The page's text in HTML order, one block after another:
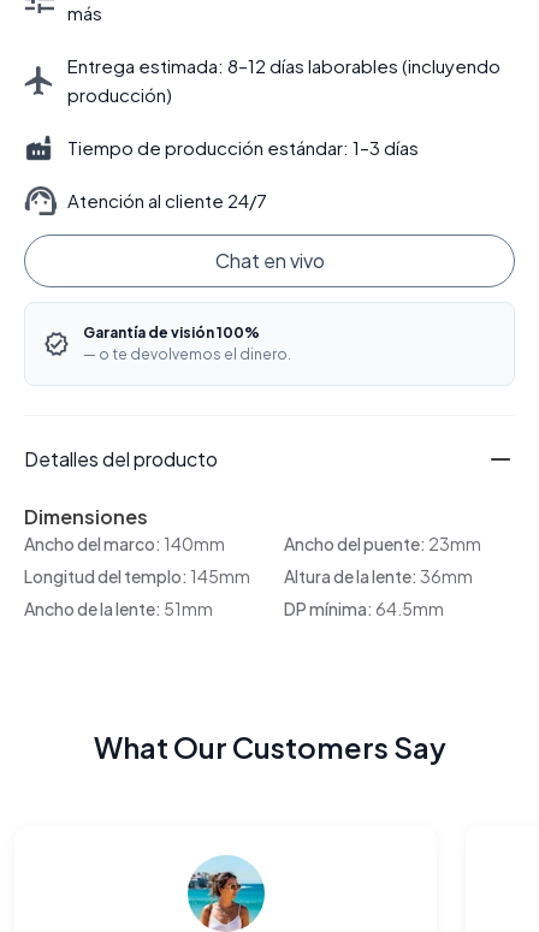
más
Entrega estimada: 8–12 días laborables (incluyendo
producción)
Tiempo de producción estándar: 1–3 días
Atención al cliente 24/7
Chat en vivo
Garantía de visión 100%
— o te devolvemos el dinero.
Detalles del producto
Dimensiones
Ancho del marco: 140mm Ancho del puente: 23mm
Longitud del templo: 145mm Altura de la lente: 36mm
Ancho de la lente: 51mm DP mínima: 64.5mm
What Our Customers Say